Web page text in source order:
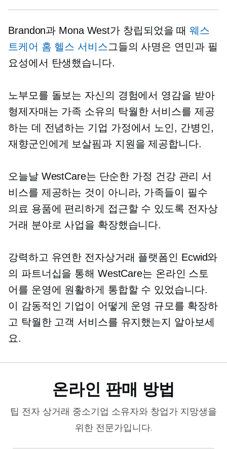
Brandon과 Mona West가 창립되었을 때웨스
트케어 홈 헬스 서비스그들의 사명은 연민과 필
요성에서 탄생했습니다.
노부모를 돌보는 자신의 경험에서 영감을 받아
형제자매는 가족 소유의 탁월한 서비스를 제공
하는 데 전념하는 기업 가정에서 노인, 간병인,
재향군인에게 보살핌과 지원을 제공합니다.
오늘날 WestCare는 단순한 가정 건강 관리 서
비스를 제공하는 것이 아니라, 가족들이 필수
의료 용품에 편리하게 접근할 수 있도록 전자상
거래 분야로 사업을 확장했습니다.
강력하고 유연한 전자상거래 플랫폼인 Ecwid와
의 파트너십을 통해 WestCare는 온라인 스토
어를 운영에 원활하게 통합할 수 있었습니다.
이 감동적인 기업이 어떻게 운영 규모를 확장하
고 탁월한 고객 서비스를 유지했는지 알아보세
요.
온라인 판매 방법
팁 전자 상거래 중소기업 소유자와 창업가 지망생을
위한 전문가입니다.